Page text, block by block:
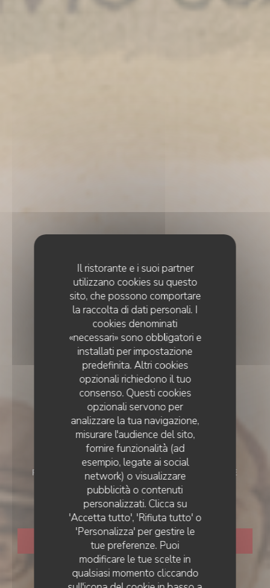
Il ristorante e i suoi partner
utilizzano cookies su questo
sito, che possono comportare
la raccolta di dati personali. I
cookies denominati
«necessari» sono obbligatori e
installati per impostazione
predefinita. Altri cookies
opzionali richiedono il tuo
consenso. Questi cookies
opzionali servono per
analizzare la tua navigazione,
misurare l'audience del sito,
fornire funzionalità (ad
esempio, legate ai social
network) o visualizzare
pubblicità o contenuti
personalizzati. Clicca su
'Accetta tutto', 'Rifiuta tutto' o
'Personalizza' per gestire le
tue preferenze. Puoi
modificare le tue scelte in
qualsiasi momento cliccando
RISTORANTE ITALIANO• NEUILLY SUR SEINE
LIVIO Restaurant
PRENOTA